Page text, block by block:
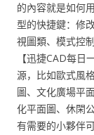
的內容就是如何
型的快捷鍵：修
視圖類、模式控
【迅捷CAD每
源，比如歐式風
圖、文化廣場平
化平面圖、休閑
有需要的小夥伴